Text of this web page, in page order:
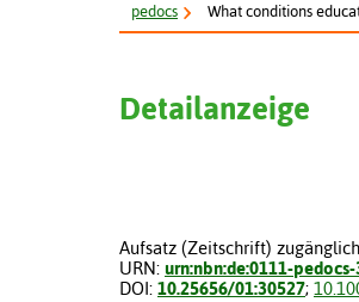
pedocs What conditions
Detailanzeige
Aufsatz (Zeitschrift)
URN: urn:nbn:de:0111-
DOI: 10.25656/01:30527;